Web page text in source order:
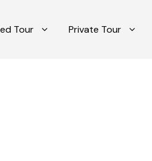
Tour Private Tour